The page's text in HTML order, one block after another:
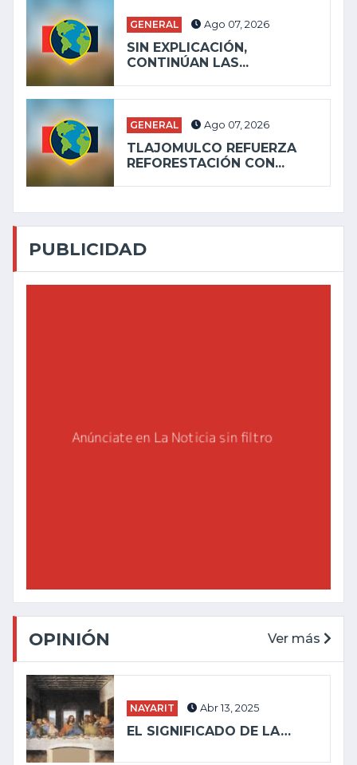
GENERAL Ago 07, 2026
SIN EXPLICACIÓN,
CONTINÚAN LAS...
GENERAL Ago 07, 2026
TLAJOMULCO REFUERZA
REFORESTACIÓN CON...
PUBLICIDAD
OPINIÓN Ver más
NAYARIT Abr 13, 2025
EL SIGNIFICADO DE LA…